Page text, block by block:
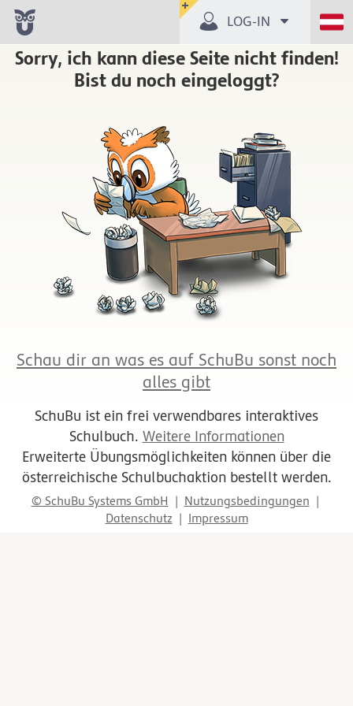
LOG-IN
Sorry, ich kann diese Seite nicht finden!
Bist du noch eingeloggt?
Schau dir an was es auf SchuBu sonst noch
alles gibt
SchuBu ist ein frei verwendbares interaktives
Schulbuch. Weitere Informationen
Erweiterte Übungsmöglichkeiten können über die
österreichische Schulbuchaktion bestellt werden.
© SchuBu Systems GmbH Nutzungsbedingungen
Datenschutz| Impressum